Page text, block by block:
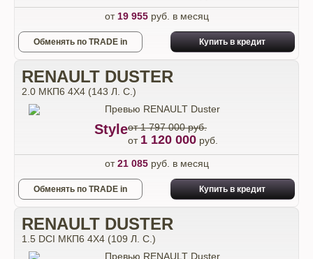
от 19 955руб. в месяц
Обменять по TRADE in Купить в кредит
RENAULT DUSTER
2.0 МКП6 4Х4 (143 Л. С.)
Styleот 1 797 000 руб.
от 1 120 000 руб.
от21 085руб. в месяц
Обменять по TRADE in Купить в кредит
RENAULT DUSTER
1.5 DCI МКП6 4Х4 (109 Л. С.)